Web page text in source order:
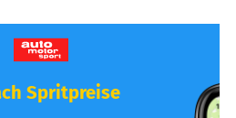
Spritpreise